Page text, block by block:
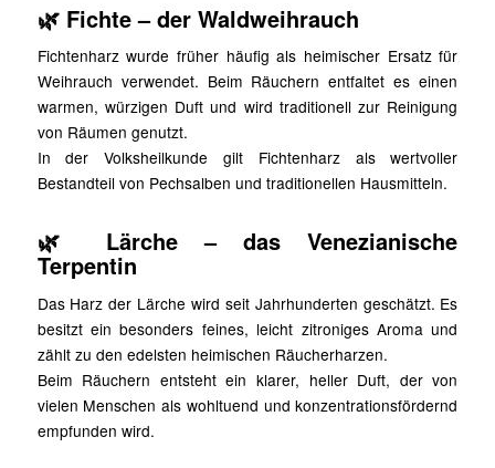
🌿 Fichte – der Waldweihrauch
Fichtenharz wurde früher häufig als heimischer Ersatz für
Weihrauch verwendet. Beim Räuchern entfaltet es einen
warmen, würzigen Duft und wird traditionell zur Reinigung
von Räumen genutzt.
In der Volksheilkunde gilt Fichtenharz als wertvoller
Bestandteil von Pechsalben und traditionellen Hausmitteln.
🌿 Lärche – das Venezianische
Terpentin
Das Harz der Lärche wird seit Jahrhunderten geschätzt. Es
besitzt ein besonders feines, leicht zitroniges Aroma und
zählt zu den edelsten heimischen Räucherharzen.
Beim Räuchern entsteht ein klarer, heller Duft, der von
vielen Menschen als wohltuend und konzentrationsfördernd
empfunden wird.